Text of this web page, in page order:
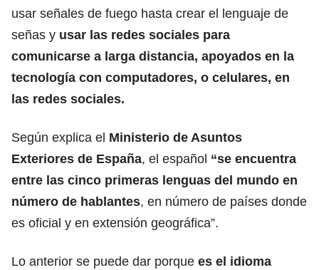
usar señales de fuego hasta crear el lenguaje de
señas y usar las redes sociales para
comunicarse a larga distancia, apoyados en la
tecnología con computadores, o celulares, en
las redes sociales.
Según explica el Ministerio de Asuntos
Exteriores de España, el español “se encuentra
entre las cinco primeras lenguas del mundo en
número de hablantes, en número de países donde
es oficial y en extensión geográfica”.
Lo anterior se puede dar porque es el idioma